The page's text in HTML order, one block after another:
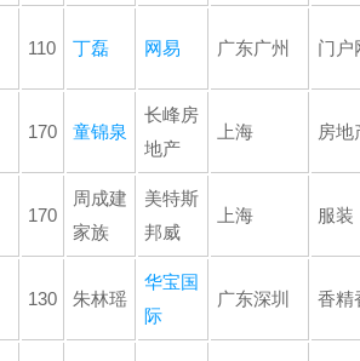
110 丁磊 网易 广东广州 门户
170 童锦泉
长峰房
地产
上海 房地
170
周成建
家族
美特斯
邦威
上海 服装
130 朱林瑶
华宝国
际
广东深圳 香精